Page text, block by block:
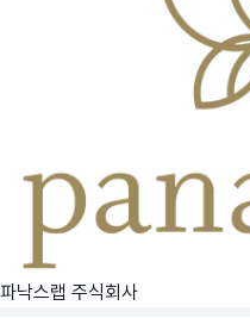
파낙스랩 주식회사